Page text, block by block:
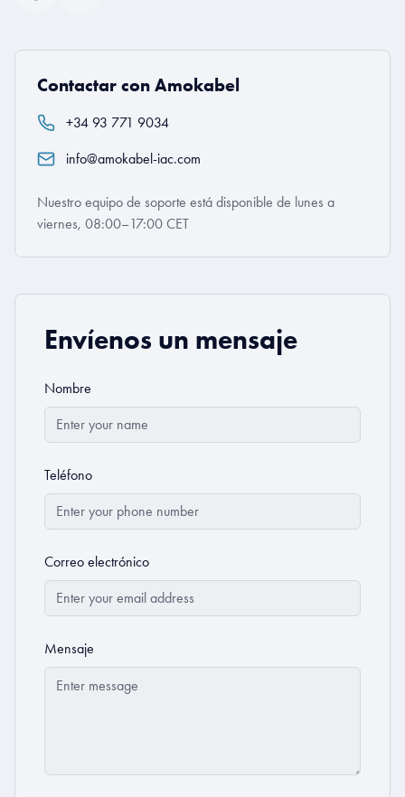
Contactar con Amokabel
+34 93 771 9034
info@amokabel-iac.com
Nuestro equipo de soporte está disponible de lunes a
viernes, 08:00–17:00 CET
Envíenos un mensaje
Nombre
Teléfono
Correo electrónico
Mensaje